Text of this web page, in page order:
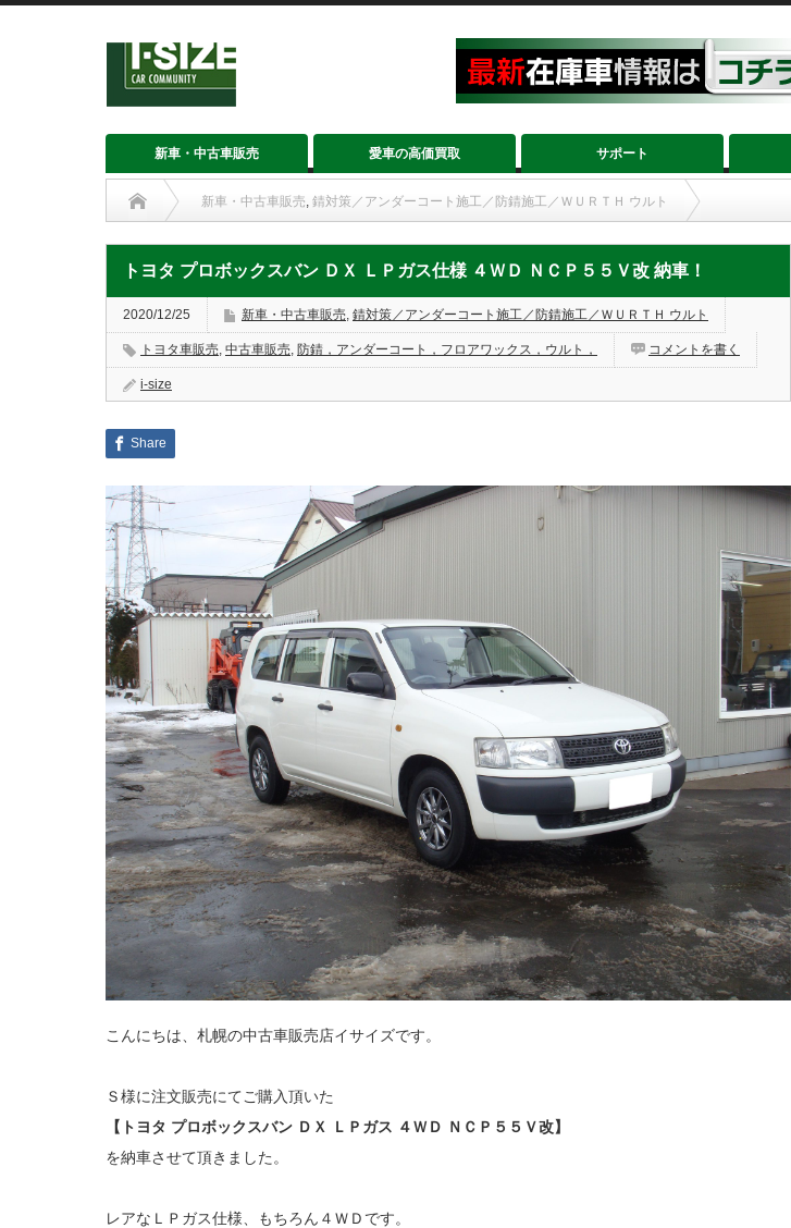
新車・中古車販売 愛車の高価買取 サポート
新車・中古車販売, 錆対策／アンダーコート施工／防錆施工／ＷＵＲＴＨ ウルト
トヨタ プロボックスバン ＤＸ ＬＰガス仕様 ４ＷＤ ＮＣＰ５５Ｖ改 納車！
トヨタ プロボックスバン ＤＸ ＬＰガス仕様 ４ＷＤ ＮＣＰ５５Ｖ改 納車！
2020/12/25 新車・中古車販売, 錆対策／アンダーコート施工／防錆施工／ＷＵＲＴＨ ウルト
トヨタ車販売, 中古車販売, 防錆，アンダーコート，フロアワックス，ウルト， コメントを書く
i-size
Share
こんにちは、札幌の中古車販売店イサイズです。
Ｓ様に注文販売にてご購入頂いた
【トヨタ プロボックスバン ＤＸ ＬＰガス ４ＷＤ ＮＣＰ５５Ｖ改】
を納車させて頂きました。
レアなＬＰガス仕様、もちろん４ＷＤです。